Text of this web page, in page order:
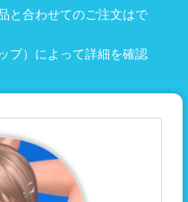
と合わせてのご注文はで
プ）によって詳細を確認